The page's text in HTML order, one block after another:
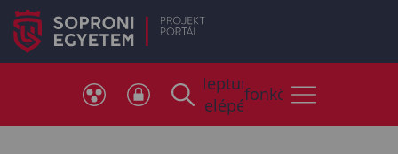
Neptun
belépés
Telefonkönyv